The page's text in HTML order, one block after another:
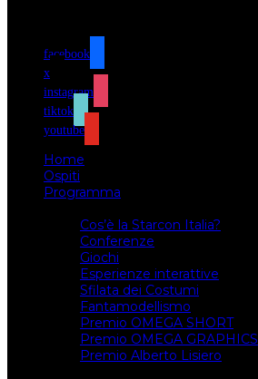
facebook
x
instagram
tiktok
youtube
Home
Ospiti
Programma
Cos’è la Starcon Italia?
Conferenze
Giochi
Esperienze interattive
Sfilata dei Costumi
Fantamodellismo
Premio OMEGA SHORT
Premio OMEGA GRAPHICS
Premio Alberto Lisiero